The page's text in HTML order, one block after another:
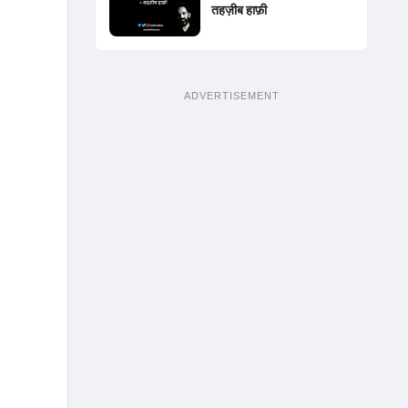
तहज़ीब हाफ़ी
ADVERTISEMENT